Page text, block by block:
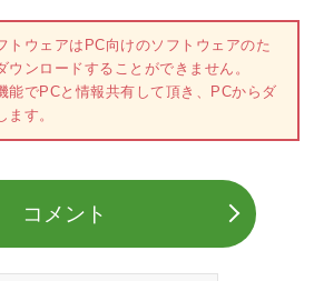
トウェアはPC向けのソフトウェアのた
ンロードすることができません。
能でPCと情報共有して頂き、PCからダ
す。
コメント